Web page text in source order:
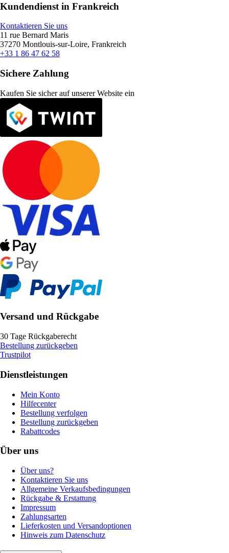
Kundendienst in Frankreich
Kontaktieren Sie uns
11 rue Bernard Maris
37270 Montlouis-sur-Loire, Frankreich
+33 1 86 47 62 58
Sichere Zahlung
Kaufen Sie sicher auf unserer Website ein
Versand und Rückgabe
30 Tage Rückgaberecht
Bestellung zurückgeben
Trustpilot
Dienstleistungen
Mein Konto
Hilfecenter
Bestellung verfolgen
Bestellung zurückgeben
Rabattcodes
Über uns
Über uns?
Kontaktieren Sie uns
Allgemeine Verkaufsbedingungen
Rückgabe & Erstattung
Impressum
Zahlungsarten
Lieferkosten und Versandoptionen
Hinweis zum Datenschutz